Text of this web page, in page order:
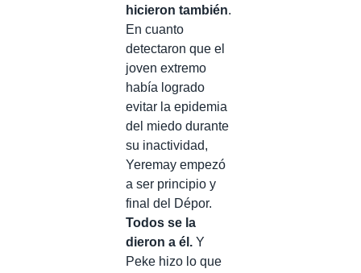
hicieron también.
En cuanto
detectaron que el
joven extremo
había logrado
evitar la epidemia
del miedo durante
su inactividad,
Yeremay empezó
a ser principio y
final del Dépor.
Todos se la
dieron a él. Y
Peke hizo lo que